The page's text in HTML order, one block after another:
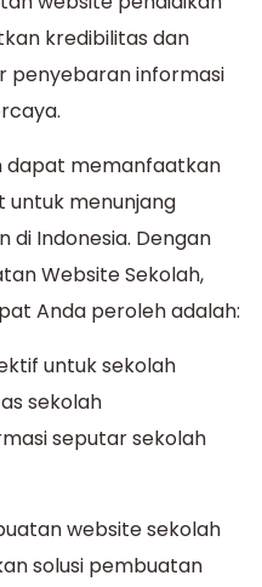
kredibilitas dan
penyebaran informasi
dapat memanfaatkan
menunjang
di Indonesia. Dengan
Website Sekolah,
Anda peroleh adalah:
untuk sekolah
sekolah
seputar sekolah
website sekolah
solusi pembuatan